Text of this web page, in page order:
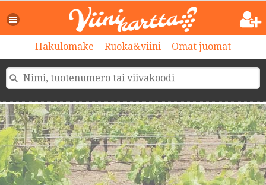
Hakulomake Ruoka&viini Omat juomat